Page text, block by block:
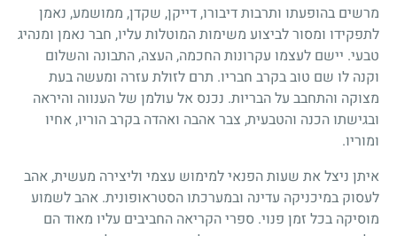
מרשים בהופעתו ותרבות דיבורו, דייקן, שקדן, ממושמע, נאמן
לתפקידו ומסור לביצוע משימות המוטלות עליו, חבר נאמן ומנהיג
טבעי. יישם לעצמו עקרונות החכמה, העצה, התבונה והשלום
וקנה לו שם טוב בקרב חבריו. תרם לזולת עזרה ומעשה בעת
מצוקה והתחבב על הבריות. נכנס אל עולמן של הענווה והיראה
ובגישתו הכנה והטבעית, צבר אהבה ואהדה בקרב הוריו, אחיו
ומוריו.
איתן ניצל את שעות הפנאי למימוש עצמי וליצירה מעשית, אהב
לעסוק במיכניקה עדינה ובמערכתו הסטראופונית. אהב לשמוע
מוסיקה בכל זמן פנוי. ספרי הקריאה החביבים עליו מאוד הם